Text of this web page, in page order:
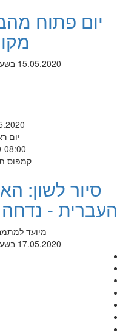
יום פתוח
15.05.2020 בשעה 12:00-09:00
יום
08:00
קמפוס
סיור לשון:
העברית - נדחה
מיועד
17.05.2020 בשעה 17:30-08:00